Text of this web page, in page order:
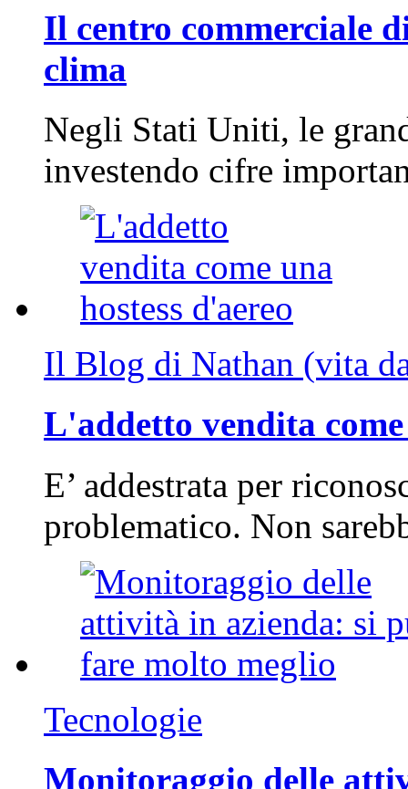
Il centro commerciale
clima
Negli Stati Uniti, le
investendo cifre
Il Blog di Nathan (vita
L'addetto vendita
E’ addestrata per
problematico. Non
Tecnologie
Monitoraggio delle